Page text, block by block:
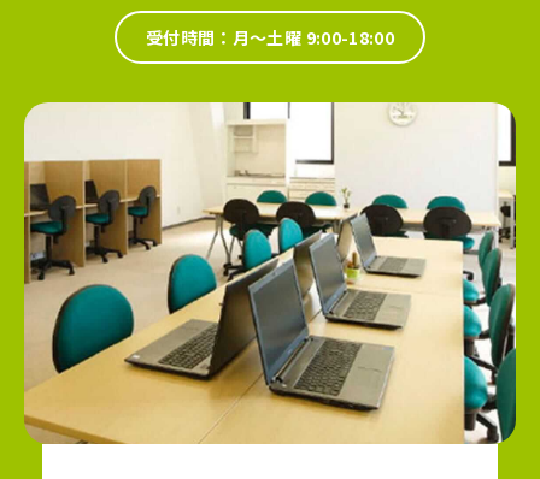
受付時間：月～土曜 9:00-18:00